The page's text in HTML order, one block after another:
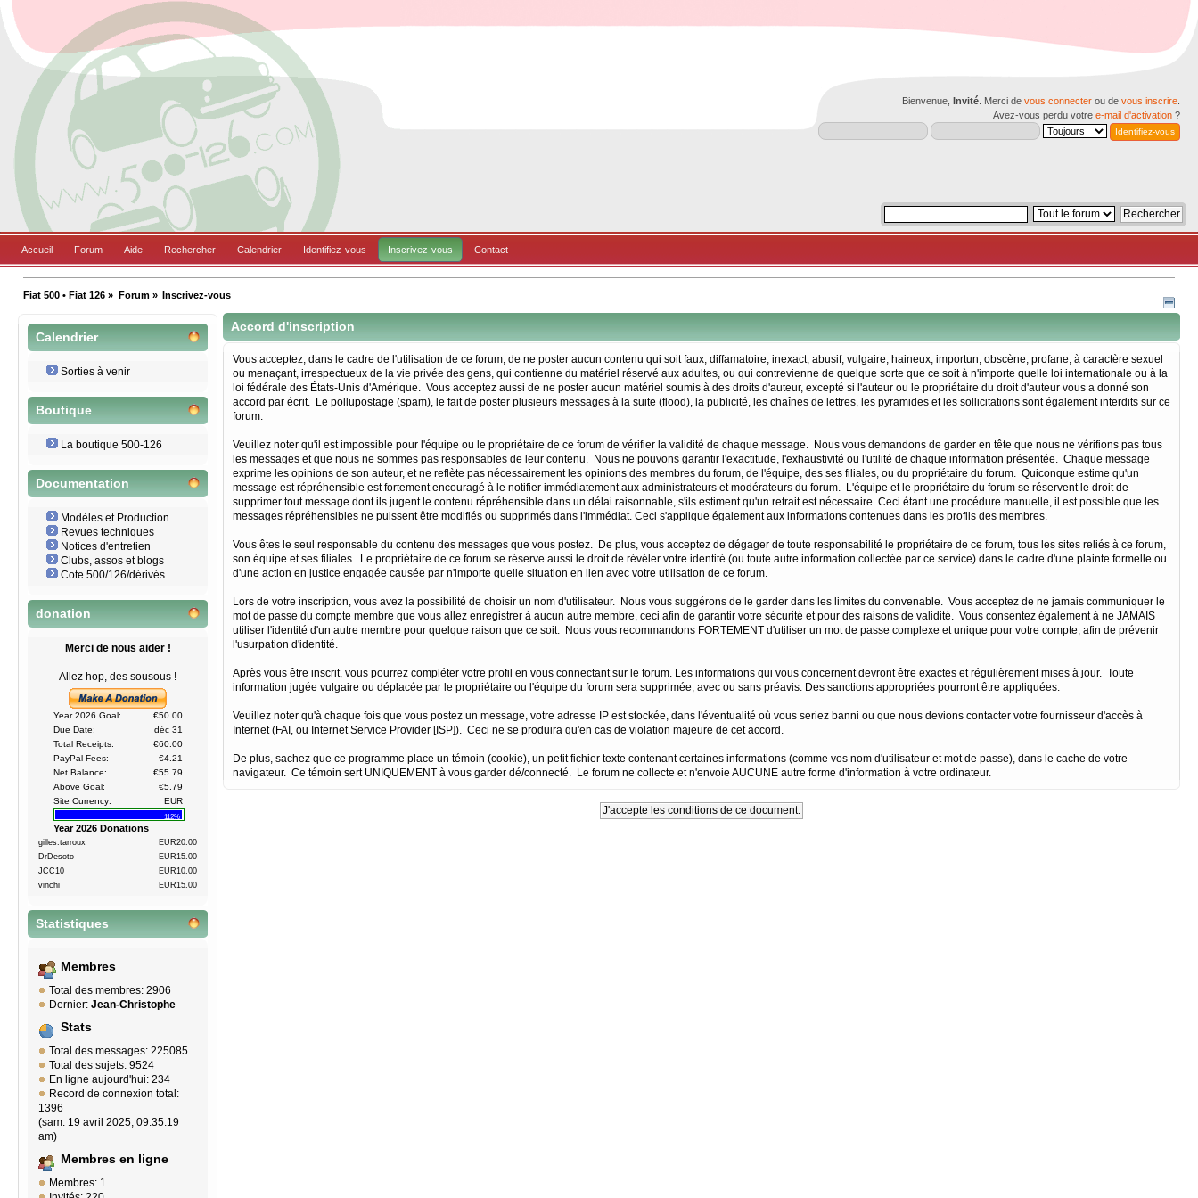
Bienvenue, Invité . Merci de vous connecter ou de vous inscrire
Avez-vous perdu votre e-mail d'activation ?
Accueil Forum Aide Rechercher Calendrier Identifiez-vous Inscrivez-vous Contact
Fiat 500 • Fiat 126 » Forum» Inscrivez-vous
Calendrier
Sorties à venir
Boutique
La boutique 500-126
Documentation
Modèles et Production
Revues techniques
Notices d'entretien
Clubs, assos et blogs
Cote 500/126/dérivés
donation
Merci de nous aider !
Allez hop, des sousous !
Year 2026 Goal:
€50.00
Due Date:
déc 31
Total Receipts:
€60.00
PayPal Fees:
€4.21
Net Balance:
€55.79
Above Goal:
€5.79
Site Currency:
EUR
112%
Year 2026 Donations
gilles.tarroux
EUR20.00
DrDesoto
EUR15.00
JCC10
EUR10.00
vinchi
EUR15.00
Statistiques
Membres
Total des membres: 2906
Dernier: Jean-Christophe
Stats
Total des messages: 225085
Total des sujets: 9524
En ligne aujourd'hui: 234
Record de connexion total:
1396
(sam. 19 avril 2025, 09:35:19
am)
Membres en ligne
Membres: 1
Accord d'inscription
Vous acceptez, dans le cadre de l'utilisation de ce forum, de ne poster aucun contenu qui soit faux, diffamatoire, inexact, abusif, vulgaire, haineux, importun, obscène, profane, à caractère sexuel
ou menaçant, irrespectueux de la vie privée des gens, qui contienne du matériel réservé aux adultes, ou qui contrevienne de quelque sorte que ce soit à n'importe quelle loi internationale ou à la
loi fédérale des États-Unis d'Amérique. Vous acceptez aussi de ne poster aucun matériel soumis à des droits d'auteur, excepté si l'auteur ou le propriétaire du droit d'auteur vous a donné son
accord par écrit. Le pollupostage (spam), le fait de poster plusieurs messages à la suite (flood), la publicité, les chaînes de lettres, les pyramides et les sollicitations sont également interdits sur ce
forum.
Veuillez noter qu'il est impossible pour l'équipe ou le propriétaire de ce forum de vérifier la validité de chaque message. Nous vous demandons de garder en tête que nous ne vérifions pas tous
les messages et que nous ne sommes pas responsables de leur contenu. Nous ne pouvons garantir l'exactitude, l'exhaustivité ou l'utilité de chaque information présentée. Chaque message
exprime les opinions de son auteur, et ne reflète pas nécessairement les opinions des membres du forum, de l'équipe, des ses filiales, ou du propriétaire du forum. Quiconque estime qu'un
message est répréhensible est fortement encouragé à le notifier immédiatement aux administrateurs et modérateurs du forum. L'équipe et le propriétaire du forum se réservent le droit de
supprimer tout message dont ils jugent le contenu répréhensible dans un délai raisonnable, s'ils estiment qu'un retrait est nécessaire. Ceci étant une procédure manuelle, il est possible que les
messages répréhensibles ne puissent être modifiés ou supprimés dans l'immédiat. Ceci s'applique également aux informations contenues dans les profils des membres.
Vous êtes le seul responsable du contenu des messages que vous postez. De plus, vous acceptez de dégager de toute responsabilité le propriétaire de ce forum, tous les sites reliés à ce forum,
son équipe et ses filiales. Le propriétaire de ce forum se réserve aussi le droit de révéler votre identité (ou toute autre information collectée par ce service) dans le cadre d'une plainte formelle ou
d'une action en justice engagée causée par n'importe quelle situation en lien avec votre utilisation de ce forum.
Lors de votre inscription, vous avez la possibilité de choisir un nom d'utilisateur. Nous vous suggérons de le garder dans les limites du convenable. Vous acceptez de ne jamais communiquer le
mot de passe du compte membre que vous allez enregistrer à aucun autre membre, ceci afin de garantir votre sécurité et pour des raisons de validité. Vous consentez également à ne JAMAIS
utiliser l'identité d'un autre membre pour quelque raison que ce soit. Nous vous recommandons FORTEMENT d'utiliser un mot de passe complexe et unique pour votre compte, afin de prévenir
l'usurpation d'identité.
Après vous être inscrit, vous pourrez compléter votre profil en vous connectant sur le forum. Les informations qui vous concernent devront être exactes et régulièrement mises à jour. Toute
information jugée vulgaire ou déplacée par le propriétaire ou l'équipe du forum sera supprimée, avec ou sans préavis. Des sanctions appropriées pourront être appliquées.
Veuillez noter qu'à chaque fois que vous postez un message, votre adresse IP est stockée, dans l'éventualité où vous seriez banni ou que nous devions contacter votre fournisseur d'accès à
Internet (FAI, ou Internet Service Provider [ISP]). Ceci ne se produira qu'en cas de violation majeure de cet accord.
De plus, sachez que ce programme place un témoin (cookie), un petit fichier texte contenant certaines informations (comme vos nom d'utilisateur et mot de passe), dans le cache de votre
navigateur. Ce témoin sert UNIQUEMENT à vous garder dé/connecté. Le forum ne collecte et n'envoie AUCUNE autre forme d'information à votre ordinateur.